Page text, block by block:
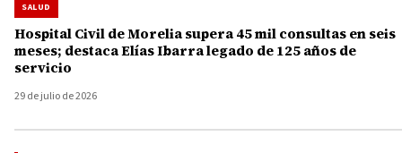
SALUD
Hospital Civil de Morelia supera 45 mil consultas en seis
meses; destaca Elías Ibarra legado de 125 años de
servicio
29 de julio de 2026